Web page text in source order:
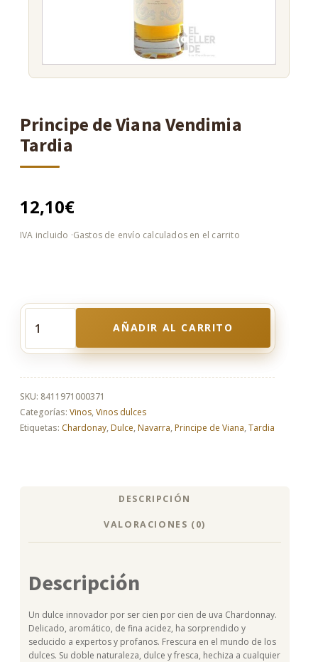
Principe de Viana Vendimia
Tardia
12,10€
de
Vendimia
Tardia
cantidad
AÑADIR AL CARRITO
SKU: 8411971000371
Categorías: Vinos,Vinos dulces
Etiquetas: Chardonay, Dulce, Navarra, Principe de Viana,Tardia
DESCRIPCIÓN
VALORACIONES (0)
Descripción
Un dulce innovador por ser cien por cien de uva Chardonnay.
Delicado, aromático, de fina acidez, ha sorprendido y
seducido a expertos y profanos. Frescura en el mundo de los
dulces. Su doble naturaleza, dulce y fresca, hechiza a cualquier